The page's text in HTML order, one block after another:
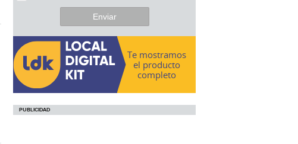
Te mostramos
el producto
completo